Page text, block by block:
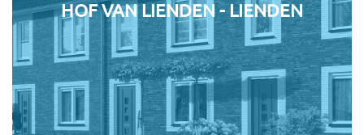
HOF VAN LIENDEN - LIENDEN